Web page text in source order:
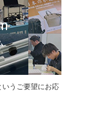
いうご要望にお応